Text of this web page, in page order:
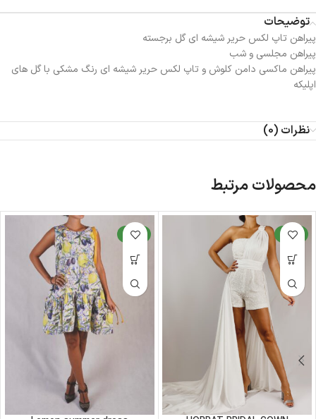
توضیحات
پیراهن تاپ لکس حریر شیشه ای گل برجسته
پیراهن مجلسی و شب
پیراهن ماکسی دامن کلوش و تاپ لکس حریر شیشه ای رنگ مشکی با گل های
اپلیکه
نظرات (0)
محصولات مرتبط
جدید جدید